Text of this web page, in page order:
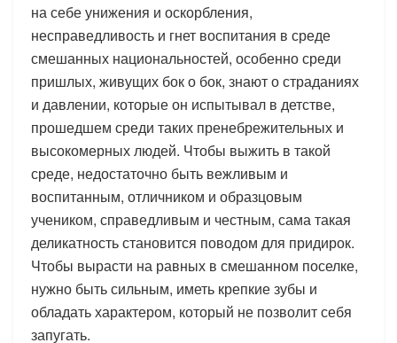
на себе унижения и оскорбления,
несправедливость и гнет воспитания в среде
смешанных национальностей, особенно среди
пришлых, живущих бок о бок, знают о страданиях
и давлении, которые он испытывал в детстве,
прошедшем среди таких пренебрежительных и
высокомерных людей. Чтобы выжить в такой
среде, недостаточно быть вежливым и
воспитанным, отличником и образцовым
учеником, справедливым и честным, сама такая
деликатность становится поводом для придирок.
Чтобы вырасти на равных в смешанном поселке,
нужно быть сильным, иметь крепкие зубы и
обладать характером, который не позволит себя
запугать.